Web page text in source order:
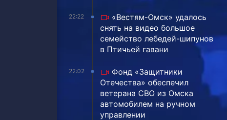
22:22
«Вестям-Омск» удалось
снять на видео большое
семейство лебедей-шипунов
в Птичьей гавани
22:02
Фонд «Защитники
Отечества» обеспечил
ветерана СВО из Омска
автомобилем на ручном
управлении